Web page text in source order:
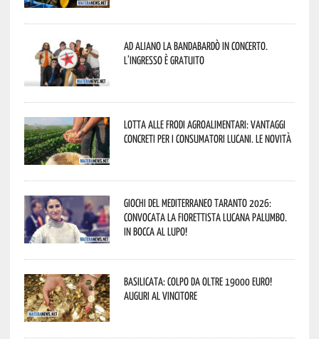
Ad Aliano la Bandabardò in concerto.
L’ingresso è gratuito
Lotta alle frodi agroalimentari: vantaggi
concreti per i consumatori lucani. Le novità
Giochi del Mediterraneo Taranto 2026:
convocata la fiorettista lucana Palumbo.
In bocca al lupo!
Basilicata: colpo da oltre 19000 Euro!
Auguri al vincitore